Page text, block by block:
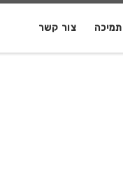
צור קשר תמיכה